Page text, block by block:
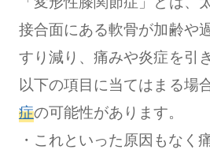
接合面にある軟骨が加齢や
すり減り、痛みや炎症を引
以下の項目に当てはまる場
症の可能性があります。
・これといった原因もなく